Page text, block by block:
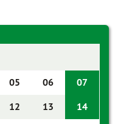
05 06
07
12 13
14